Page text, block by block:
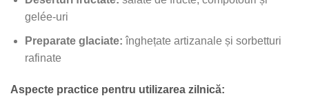
gelée-uri
Preparate glaciate: înghețate artizanale și sorbetturi
rafinate
Aspecte practice pentru utilizarea zilnică: